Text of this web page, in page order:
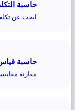
حاسبة
ابحث عن
حاسبة
مقارنة